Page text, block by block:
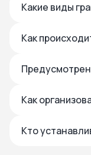
Какие виды
Как
Как
Кто